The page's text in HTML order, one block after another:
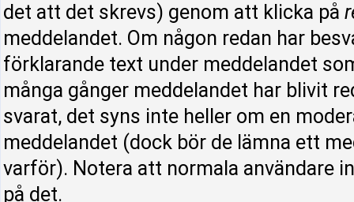
det att det skrevs) genom att klicka på
meddelandet. Om någon redan har
förklarande text under meddelandet
många gånger meddelandet har blivit
svarat, det syns inte heller om en
meddelandet (dock bör de lämna ett
varför). Notera att normala användare
på det.